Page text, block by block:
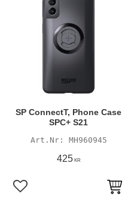
SP ConnectT, Phone Case
SPC+ S21
MH960945
425KR
Lägg till i favoriter